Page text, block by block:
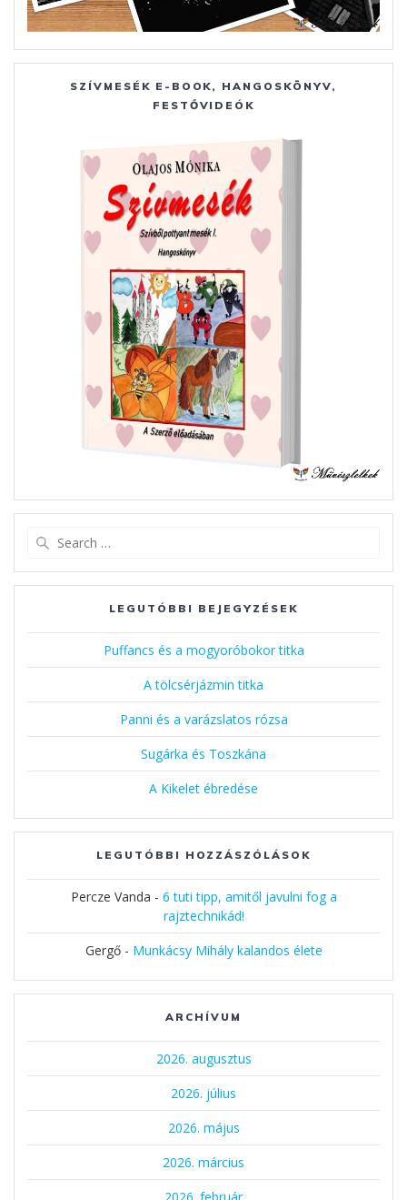
SZÍVMESÉK E-BOOK, HANGOSKÖNYV,
FESTŐVIDEÓK
LEGUTÓBBI BEJEGYZÉSEK
Puffancs és a mogyoróbokor titka
A tölcsérjázmin titka
Panni és a varázslatos rózsa
Sugárka és Toszkána
A Kikelet ébredése
LEGUTÓBBI HOZZÁSZÓLÁSOK
Percze Vanda - 6 tuti tipp, amitől javulni fog a
rajztechnikád!
Gergő- Munkácsy Mihály kalandos élete
ARCHÍVUM
2026. augusztus
2026. július
2026. május
2026. március